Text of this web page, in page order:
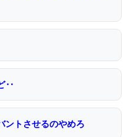
‥
ントさせるのやめろ